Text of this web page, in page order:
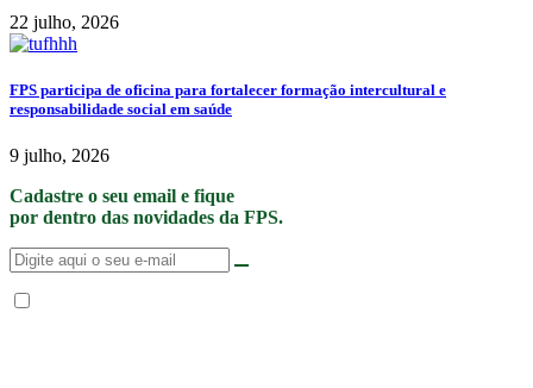
22 julho, 2026
FPS participa de oficina para fortalecer formação intercultural e
responsabilidade social em saúde
9 julho, 2026
Cadastre o seu email e fique
por dentro das novidades da FPS.